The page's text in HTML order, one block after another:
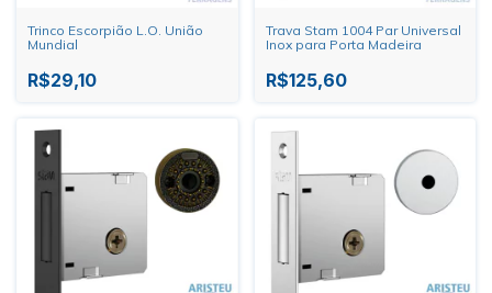
Trinco Escorpião L.O. União
Mundial
R$29,10
Trava Stam 1004 Par Universal
Inox para Porta Madeira
R$125,60